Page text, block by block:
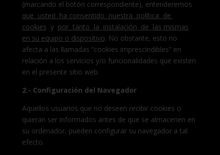
(marcando el botón correspondiente), entenderemos
que usted ha consentido nuestra política de
cookies y por tanto la instalación de las mismas
en su equipo o dispositivo. No obstante, esto no
afecta a las llamadas “cookies imprescindibles” en
relación a los servicios y/o funcionalidades que existen
en el presente sitio web.
2.- Configuración del Navegador
Aquellos usuarios que no deseen recibir cookies o
quieran ser informados antes de que se almacenen en
su ordenador, pueden configurar su navegador a tal
efecto.